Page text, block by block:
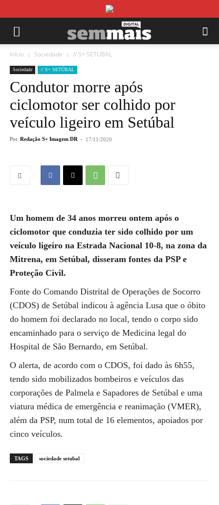
Início Sociedade // S+ SETÚBAL
Sociedade // S+ SETÚBAL
Condutor morre após
ciclomotor ser colhido por
veículo ligeiro em Setúbal
Por Redação S+ Imagem DR - 17/11/2020
Um homem de 34 anos morreu ontem após o
ciclomotor que conduzia ter sido colhido por um
veículo ligeiro na Estrada Nacional 10-8, na zona da
Mitrena, em Setúbal, disseram fontes da PSP e
Proteção Civil.
Fonte do Comando Distrital de Operações de Socorro
(CDOS) de Setúbal indicou à agência Lusa que o óbito
do homem foi declarado no local, tendo o corpo sido
encaminhado para o serviço de Medicina legal do
Hospital de São Bernardo, em Setúbal.
O alerta, de acordo com o CDOS, foi dado às 6h55,
tendo sido mobilizados bombeiros e veículos das
corporações de Palmela e Sapadores de Setúbal e uma
viatura médica de emergência e reanimação (VMER),
além da PSP, num total de 16 elementos, apoiados por
cinco veículos.
TAGS sociedade setubal